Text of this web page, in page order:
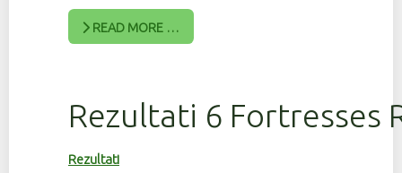
READ MORE …
Rezultati 6 Fortresses
Rezultati